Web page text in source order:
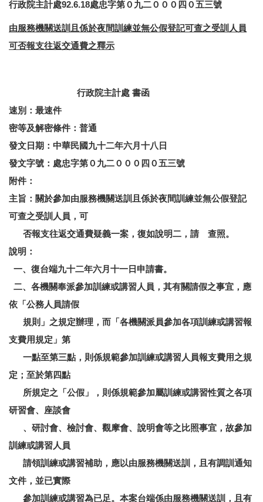
行政院主計處92.6.18處忠字第０九二０００四０五三號
由服務機關送訓且係於夜間訓練並無公假登記可查之受訓人員
可否報支往返交通費之釋示
行政院主計處 書函
速別：最速件
密等及解密條件：普通
發文日期：中華民國九十二年六月十八日
發文字號：處忠字第０九二０００四０五三號
附件：
主旨：關於參加由服務機關送訓且係於夜間訓練並無公假登記
可查之受訓人員，可
否報支往返交通費疑義一案，復如說明二，請 查照。
說明：
一、復台端九十二年六月十一日申請書。
二、各機關奉派參加訓練或講習人員，其有關請假之事宜，應
依「公務人員請假
規則」之規定辦理，而「各機關派員參加各項訓練或講習報
支費用規定」第
一點至第三點，則係規範參加訓練或講習人員報支費用之規
定；至於第四點
所規定之「公假」，則係規範參加屬訓練或講習性質之各項
研習會、座談會
、研討會、檢討會、觀摩會、說明會等之比照事宜，故參加
訓練或講習人員
請領訓練或講習補助，應以由服務機關送訓，且有調訓通知
文件，並已實際
參加訓練或講習為已足。本案台端係由服務機關送訓，且有